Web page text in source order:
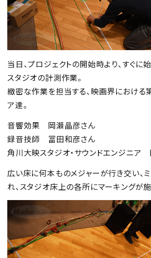
当日、プロジェクトの開始時より、すぐに
スタジオの計測作業。
緻密な作業を担当する、映画界における
ア達。
音響効果 岡瀬晶彦さん
録音技師 冨田和彦さん
角川大映スタジオ・サウンドエンジニア
広い床に何本ものメジャーが行き交い、
れ、スタジオ床上の各所にマーキングが